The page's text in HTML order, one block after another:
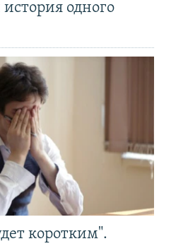
одного
коротким".